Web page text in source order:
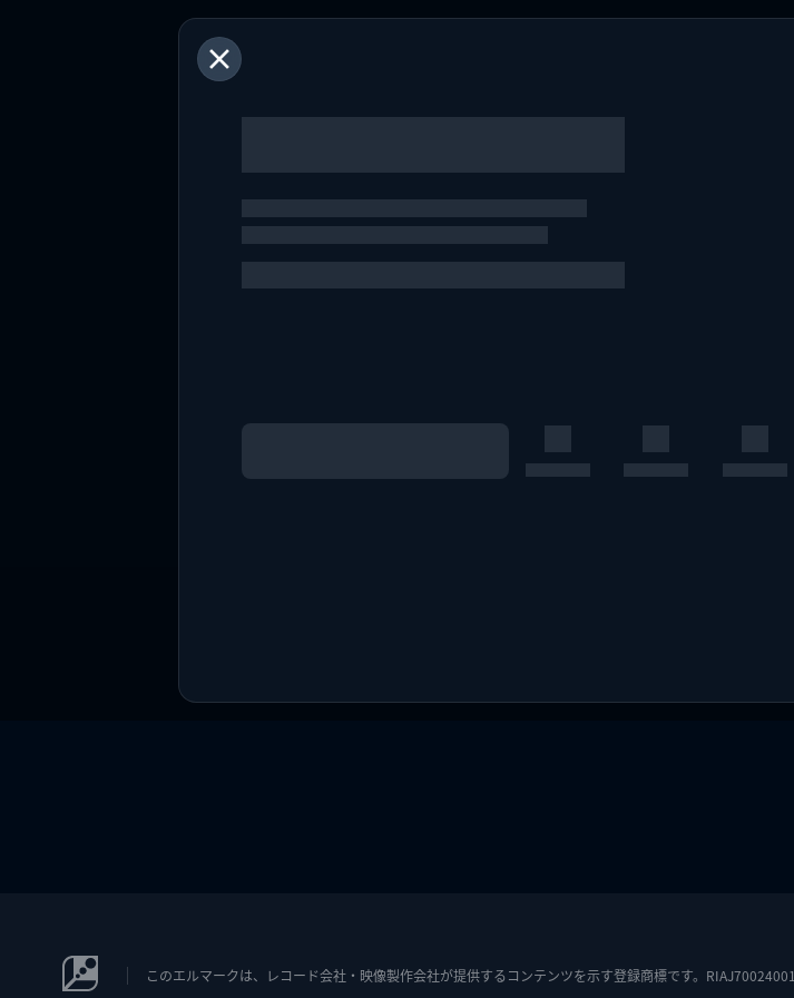
このエルマークは、レコード会社・映像製作会社が提供するコンテンツを示す登録商標です。RIAJ70024001